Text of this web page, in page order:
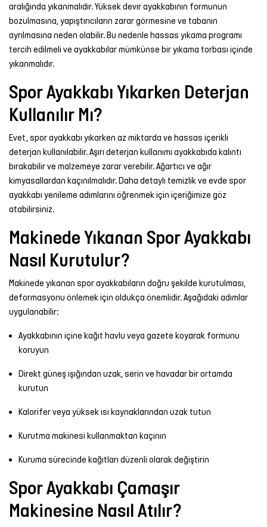
aralığında yıkanmalıdır. Yüksek devir ayakkabının formunun
bozulmasına, yapıştırıcıların zarar görmesine ve tabanın
ayrılmasına neden olabilir. Bu nedenle hassas yıkama programı
tercih edilmeli ve ayakkabılar mümkünse bir yıkama torbası içinde
yıkanmalıdır.
Spor Ayakkabı Yıkarken Deterjan
Kullanılır Mı?
Evet, spor ayakkabı yıkarken az miktarda ve hassas içerikli
deterjan kullanılabilir. Aşırı deterjan kullanımı ayakkabıda kalıntı
bırakabilir ve malzemeye zarar verebilir. Ağartıcı ve ağır
kimyasallardan kaçınılmalıdır. Daha detaylı temizlik ve evde spor
ayakkabı yenileme adımlarını öğrenmek için içeriğimize göz
atabilirsiniz.
Makinede Yıkanan Spor Ayakkabı
Nasıl Kurutulur?
Makinede yıkanan spor ayakkabıların doğru şekilde kurutulması,
deformasyonu önlemek için oldukça önemlidir. Aşağıdaki adımlar
uygulanabilir:
Ayakkabının içine kağıt havlu veya gazete koyarak formunu
koruyun
Direkt güneş ışığından uzak, serin ve havadar bir ortamda
kurutun
Kalorifer veya yüksek ısı kaynaklarından uzak tutun
Kurutma makinesi kullanmaktan kaçının
Kuruma sürecinde kağıtları düzenli olarak değiştirin
Spor Ayakkabı Çamaşır
Makinesine Nasıl Atılır?